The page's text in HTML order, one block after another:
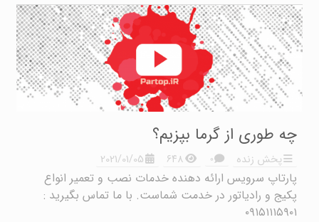
چه طوری از گرما بپزیم؟
پخش زنده ۰ ۶۴۸ 2021/01/05
پارتاپ سرویس ارائه دهنده خدمات نصب و تعمیر انواع
پکیج و رادیاتور در خدمت شماست. با ما تماس بگیرید :‌
۰۹۱۵۱۱۱۵۹۰۱